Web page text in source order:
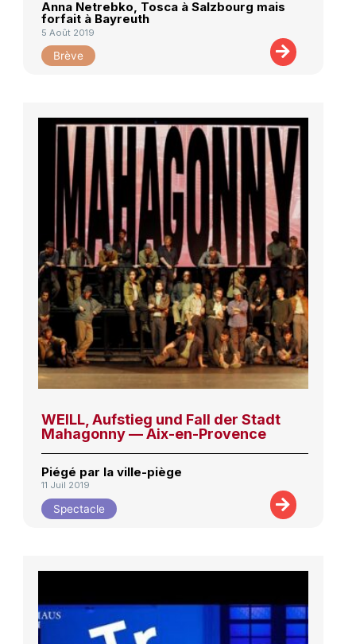
Anna Netrebko, Tosca à Salzbourg mais
forfait à Bayreuth
5 Août 2019
Brève
WEILL, Aufstieg und Fall der Stadt
Mahagonny — Aix-en-Provence
Piégé par la ville-piège
11 Juil 2019
Spectacle